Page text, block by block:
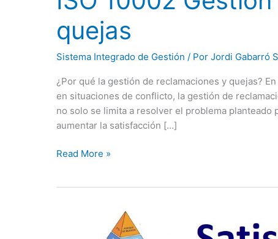
quejas
Sistema Integrado de Gestión / Por Jordi Gabarró
¿Por qué la gestión de reclamaciones y quejas?
en situaciones de conflicto, la gestión de
no solo se limita a resolver el problema
aumentar la satisfacción […]
Read More »